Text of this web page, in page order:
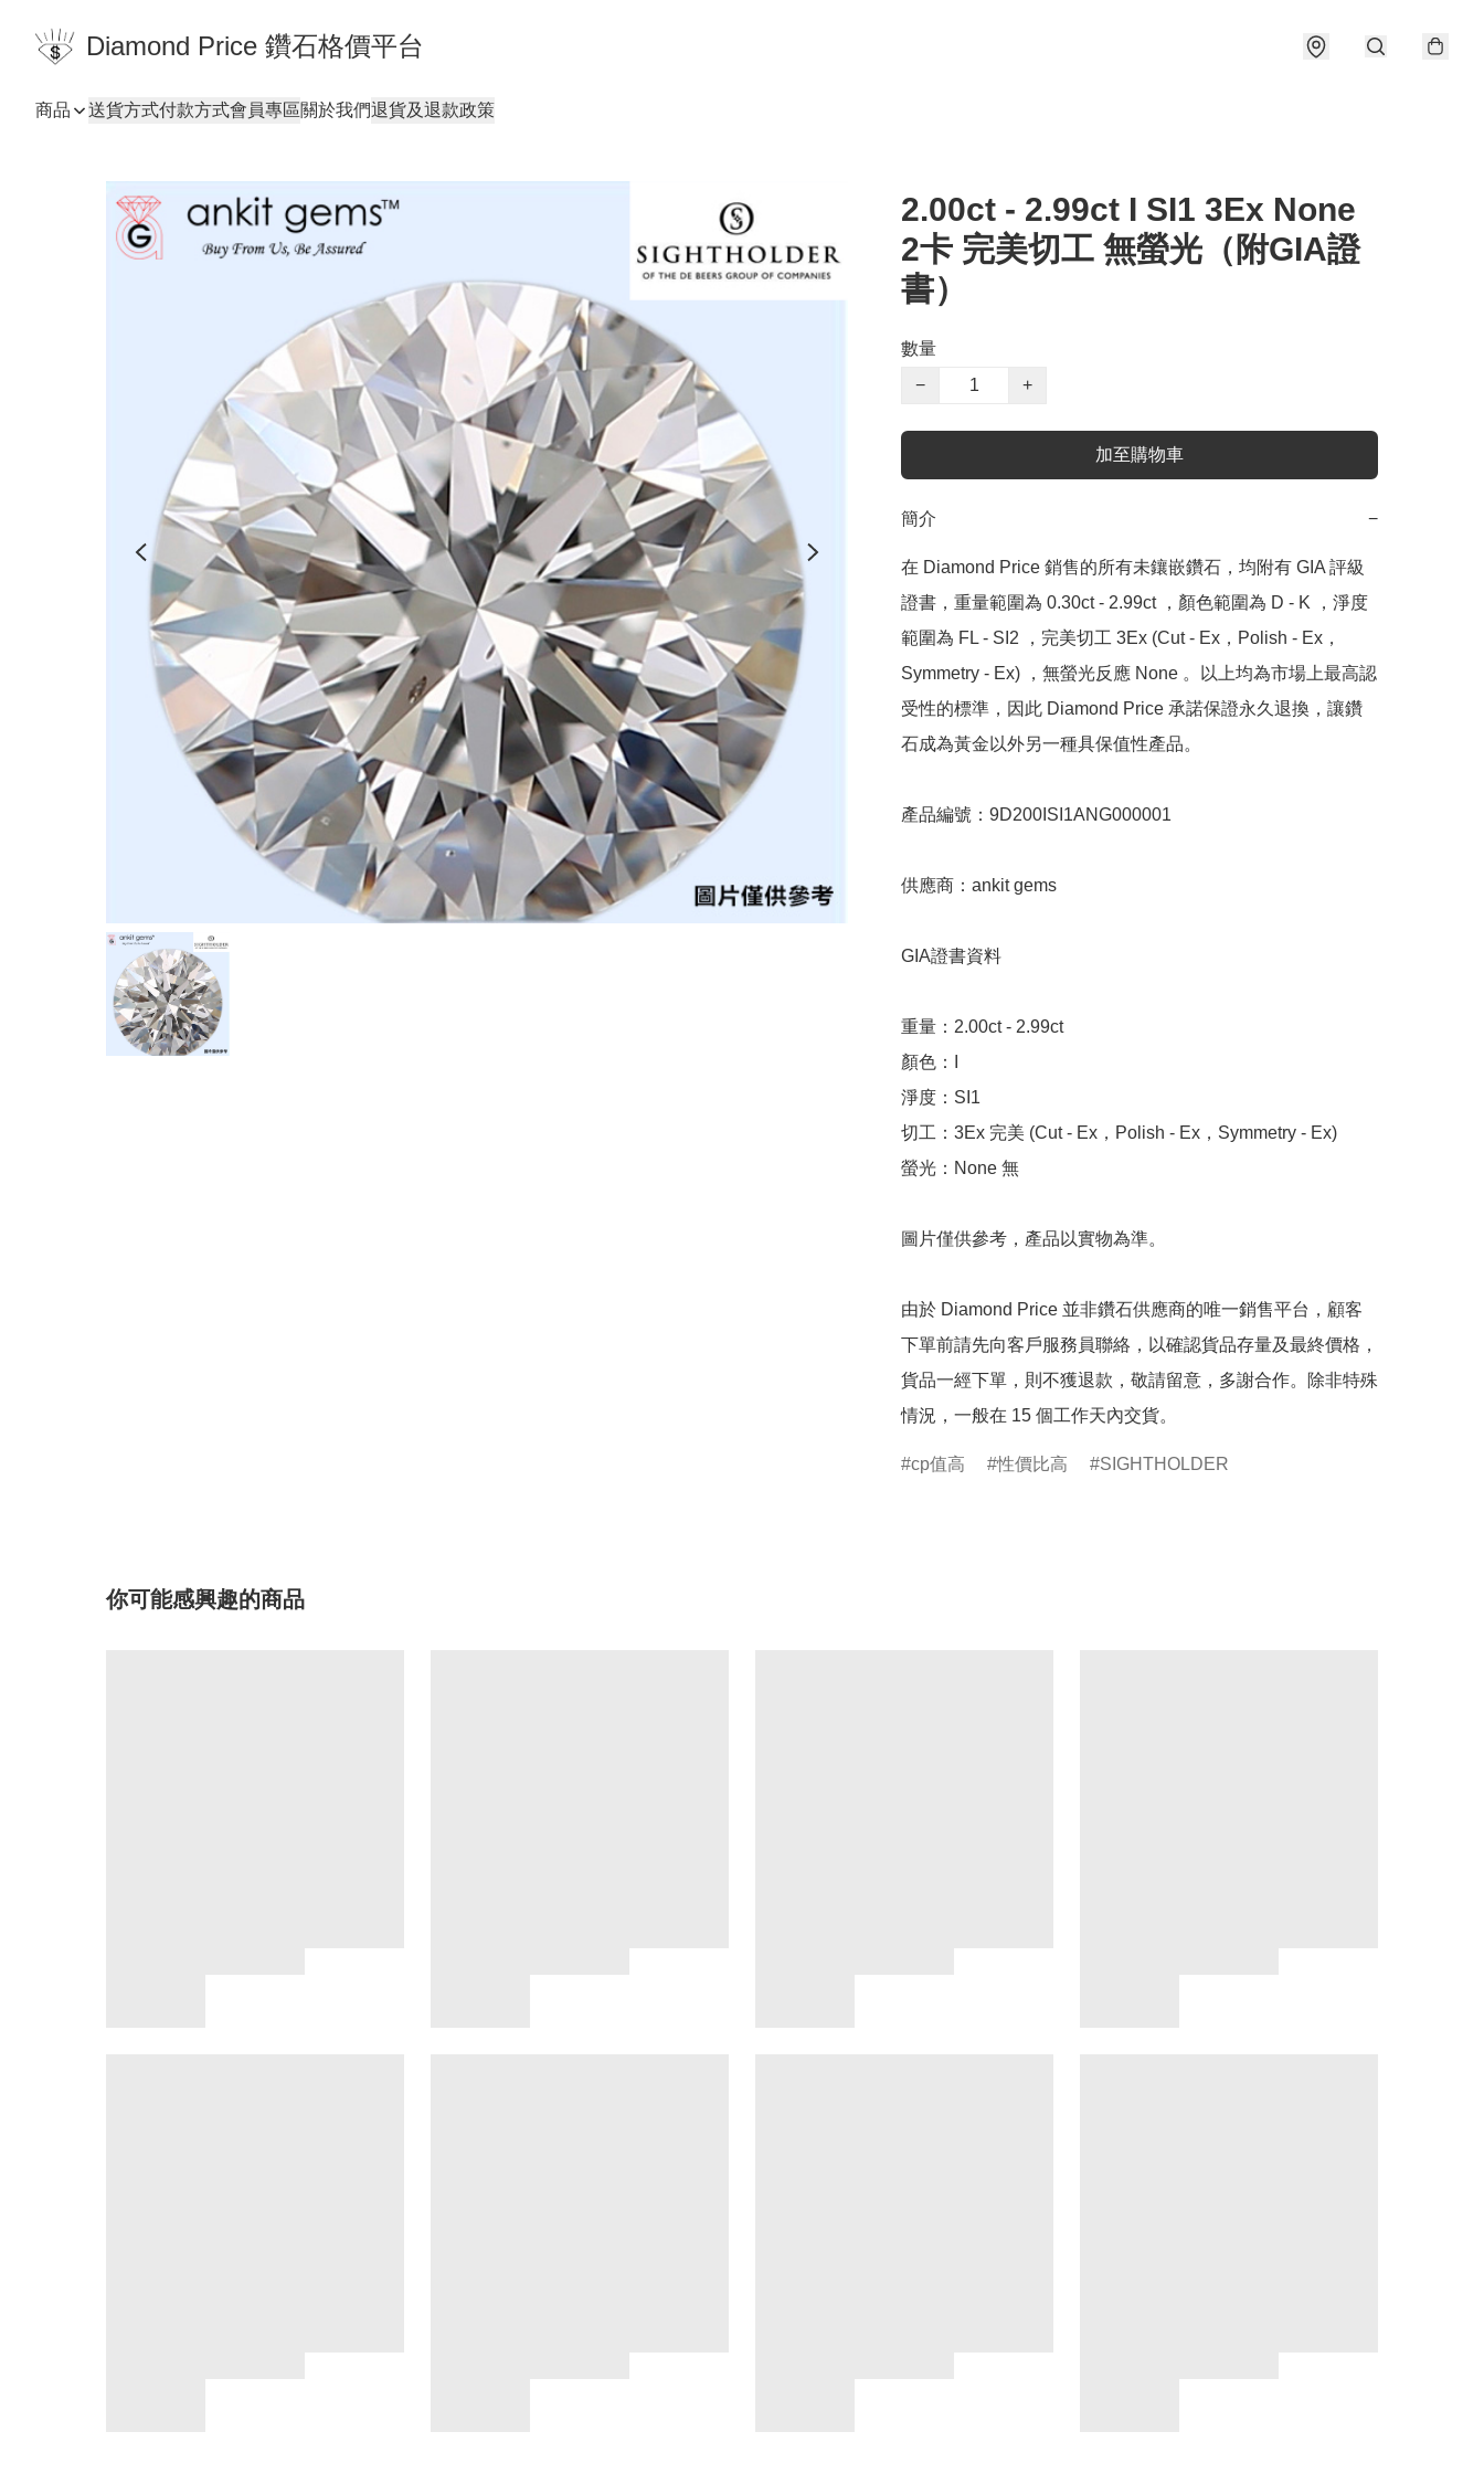
Diamond Price 鑽石格價平台
商品 送貨方式付款方式會員專區關於我們退貨及退款政策
2.00ct - 2.99ct I SI1 3Ex None
2卡 完美切工 無螢光（附GIA證
書）
數量
−
+
加至購物車
簡介 −
在 Diamond Price 銷售的所有未鑲嵌鑽石，均附有 GIA 評級
證書，重量範圍為 0.30ct - 2.99ct ，顏色範圍為 D - K ，淨度
範圍為 FL - SI2 ，完美切工 3Ex (Cut - Ex，Polish - Ex，
Symmetry - Ex) ，無螢光反應 None 。以上均為市場上最高認
受性的標準，因此 Diamond Price 承諾保證永久退換，讓鑽
石成為黃金以外另一種具保值性產品。
產品編號：9D200ISI1ANG000001
供應商：ankit gems
GIA證書資料
重量：2.00ct - 2.99ct
顏色：I
淨度：SI1
切工：3Ex 完美 (Cut - Ex，Polish - Ex，Symmetry - Ex)
螢光：None 無
圖片僅供參考，產品以實物為準。
由於 Diamond Price 並非鑽石供應商的唯一銷售平台，顧客
下單前請先向客戶服務員聯絡，以確認貨品存量及最終價格，
貨品一經下單，則不獲退款，敬請留意，多謝合作。除非特殊
情況，一般在 15 個工作天內交貨。
cp值高 性價比高 SIGHTHOLDER
你可能感興趣的商品